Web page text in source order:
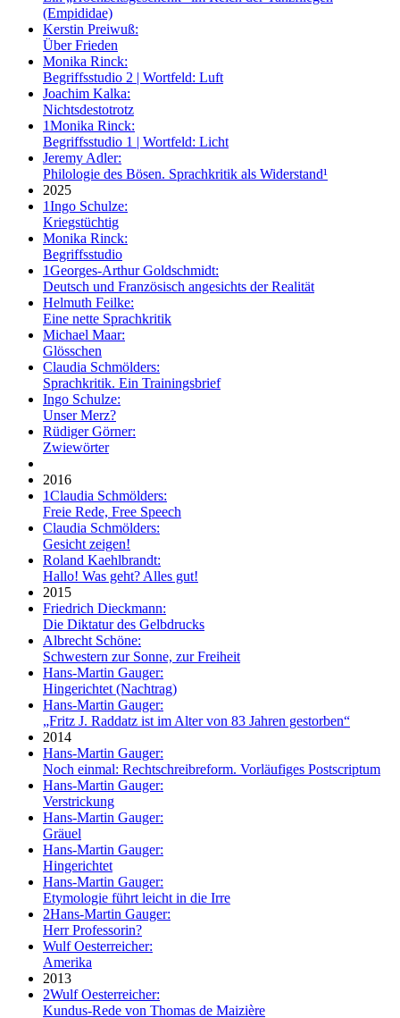
(Empididae)
Kerstin Preiwuß:
Über Frieden
Monika Rinck:
Begriffsstudio 2 | Wortfeld: Luft
Joachim Kalka:
Nichtsdestotrotz
1Monika Rinck:
Begriffsstudio 1 | Wortfeld: Licht
Jeremy Adler:
Philologie des Bösen. Sprachkritik als Widerstand¹
2025
1Ingo Schulze:
Kriegstüchtig
Monika Rinck:
Begriffsstudio
1Georges-Arthur Goldschmidt:
Deutsch und Französisch angesichts der Realität
Helmuth Feilke:
Eine nette Sprachkritik
Michael Maar:
Glösschen
Claudia Schmölders:
Sprachkritik. Ein Trainingsbrief
Ingo Schulze:
Unser Merz?
Rüdiger Görner:
Zwiewörter
2016
1Claudia Schmölders:
Freie Rede, Free Speech
Claudia Schmölders:
Gesicht zeigen!
Roland Kaehlbrandt:
Hallo! Was geht? Alles gut!
2015
Friedrich Dieckmann:
Die Diktatur des Gelbdrucks
Albrecht Schöne:
Schwestern zur Sonne, zur Freiheit
Hans-Martin Gauger:
Hingerichtet (Nachtrag)
Hans-Martin Gauger:
„Fritz J. Raddatz ist im Alter von 83 Jahren gestorben“
2014
Hans-Martin Gauger:
Noch einmal: Rechtschreibreform. Vorläufiges Postscriptum
Hans-Martin Gauger:
Verstrickung
Hans-Martin Gauger:
Gräuel
Hans-Martin Gauger:
Hingerichtet
Hans-Martin Gauger:
Etymologie führt leicht in die Irre
2Hans-Martin Gauger:
Herr Professorin?
Wulf Oesterreicher:
Amerika
2013
2Wulf Oesterreicher:
Kundus-Rede von Thomas de Maizière